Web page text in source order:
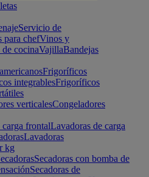
Servicio de
para chefVinos y
cocinaVajillaBandejas
Frigoríficos
integrablesFrigoríficos
verticalesCongeladores
frontalLavadoras de carga
Lavadoras
kg
Secadoras con bomba de
Secadoras de